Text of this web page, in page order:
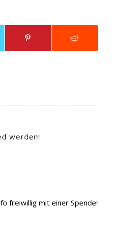
werden!
freiwillig mit einer Spende!